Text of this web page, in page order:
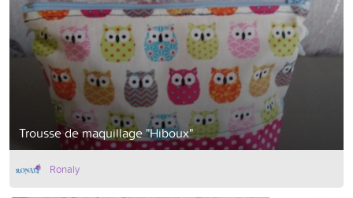
Trousse de maquillage "Hiboux"
Ronaly